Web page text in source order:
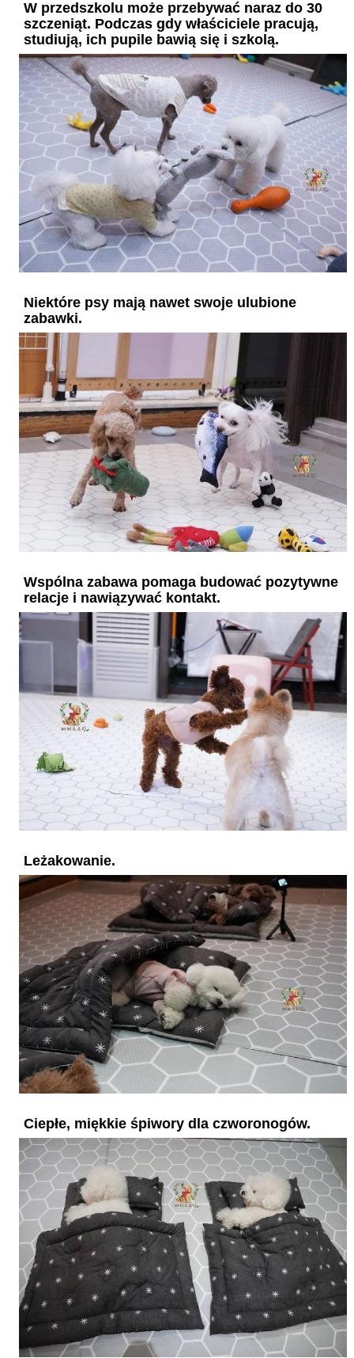
W przedszkolu może przebywać naraz do 30
szczeniąt. Podczas gdy właściciele pracują,
studiują, ich pupile bawią się i szkolą.
Niektóre psy mają nawet swoje ulubione
zabawki.
Wspólna zabawa pomaga budować pozytywne
relacje i nawiązywać kontakt.
Leżakowanie.
Ciepłe, miękkie śpiwory dla czworonogów.